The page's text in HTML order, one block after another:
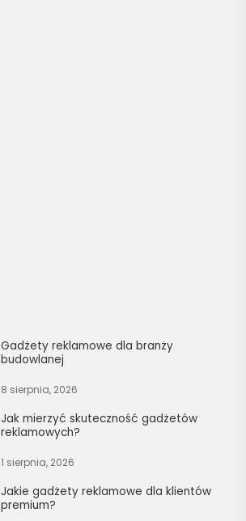
Gadżety reklamowe dla branży
budowlanej
8 sierpnia, 2026
Jak mierzyć skuteczność gadżetów
reklamowych?
1 sierpnia, 2026
Jakie gadżety reklamowe dla klientów
premium?